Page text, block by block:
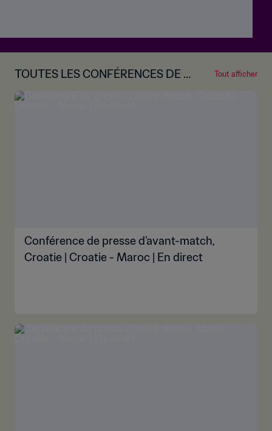
TOUTES LES CONFÉRENCES DE P
RESSE D'AVANT-MATCH
Tout afficher
Conférence de presse d'avant-match,
Croatie | Croatie - Maroc | En direct